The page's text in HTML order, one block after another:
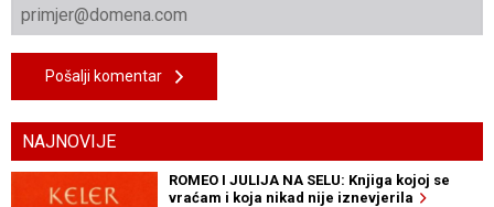
Pošalji komentar
NAJNOVIJE
ROMEO I JULIJA NA SELU: Knjiga kojoj se
vraćam i koja nikad nije iznevjerila